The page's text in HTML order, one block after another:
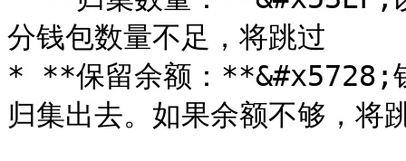
分钱包数量不足，将跳过
* **保留余额：**&#x5728;
归集出去。如果余额不够，将